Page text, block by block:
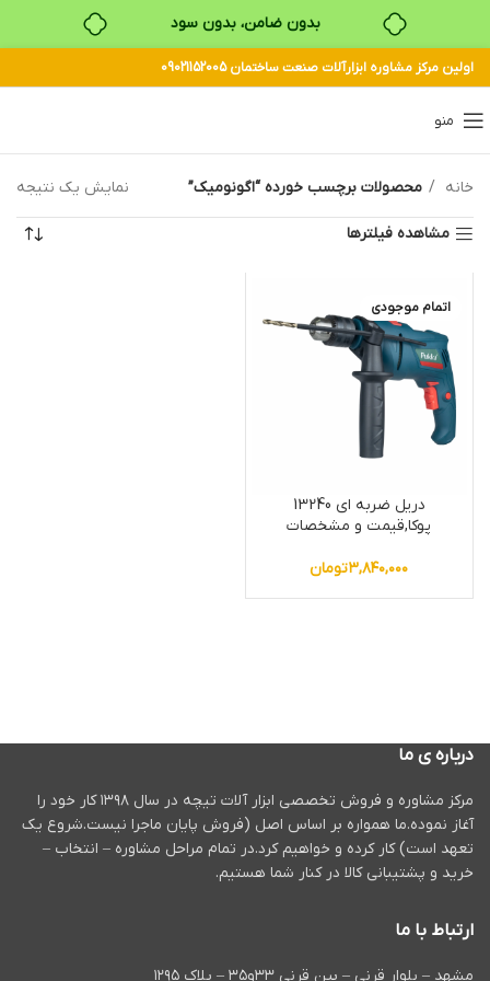
بدون ضامن، بدون سود
خرید قسطی با ترب‌پی
اولین مرکز مشاوره ابزارآلات صنعت ساختمان 09021152005
منو
خانه محصولات برچسب خورده “اگونومیک” نمایش یک نتیجه
مشاهده فیلترها
اتمام موجودی
دریل ضربه ای 13240
پوکا,قیمت و مشخصات
۳,۸۴۰,۰۰۰تومان
درباره ی ما
مرکز مشاوره و فروش تخصصی ابزار آلات تیچه در سال ۱۳۹۸ کار خود را
آغاز نموده.ما همواره بر اساس اصل (فروش پایان ماجرا نیست.شروع یک
تعهد است) کار کرده و خواهیم کرد.در تمام مراحل مشاوره – انتخاب –
خرید و پشتیبانی کالا در کنار شما هستیم.
ارتباط با ما
مشهد – بلوار قرنی – بین قرنی ۳۳و۳۵ – پلاک ۱۲۹۵